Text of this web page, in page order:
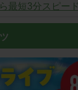
最短3分スピー